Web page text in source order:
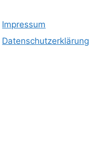
Impressum
Datenschutzerklärung